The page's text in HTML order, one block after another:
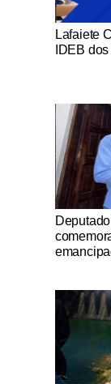
Notícias
Lafaiete
IDEB
Notícias